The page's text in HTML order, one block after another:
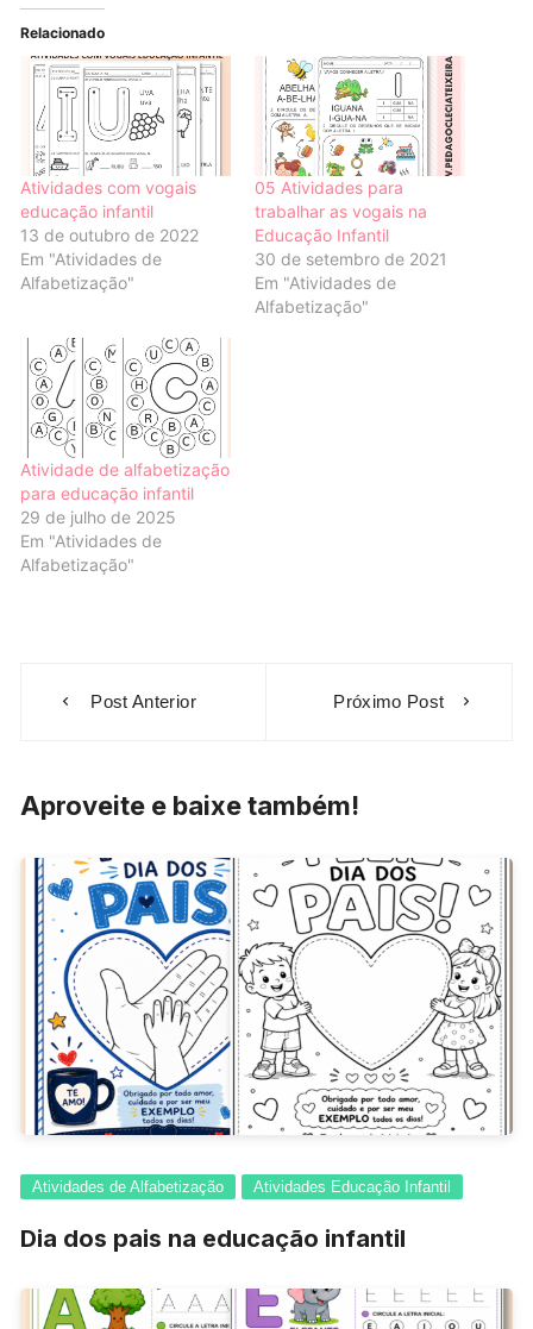
Relacionado
Atividades com vogais
educação infantil
13 de outubro de 2022
Em "Atividades de
Alfabetização"
05 Atividades para
trabalhar as vogais na
Educação Infantil
30 de setembro de 2021
Em "Atividades de
Alfabetização"
Atividade de alfabetização
para educação infantil
29 de julho de 2025
Em "Atividades de
Alfabetização"
Post Anterior Próximo Post
Aproveite e baixe também!
Atividades de Alfabetização Atividades Educação Infantil
Dia dos pais na educação infantil